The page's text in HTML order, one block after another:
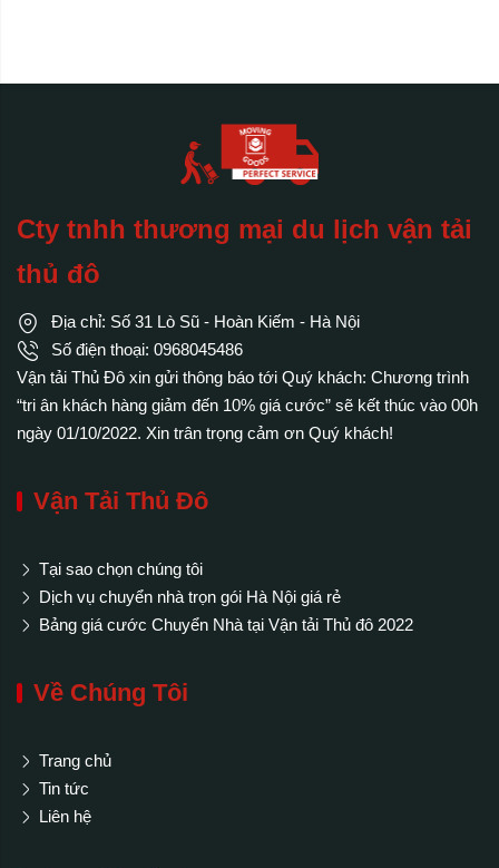
Cty tnhh thương mại du lịch vận tải
thủ đô
Địa chỉ: Số 31 Lò Sũ - Hoàn Kiếm - Hà Nội
Số điện thoại: 0968045486
Vận tải Thủ Đô xin gửi thông báo tới Quý khách: Chương trình
“tri ân khách hàng giảm đến 10% giá cước” sẽ kết thúc vào 00h
ngày 01/10/2022. Xin trân trọng cảm ơn Quý khách!
Vận Tải Thủ Đô
Tại sao chọn chúng tôi
Dịch vụ chuyển nhà trọn gói Hà Nội giá rẻ
Bảng giá cước Chuyển Nhà tại Vận tải Thủ đô 2022
Về Chúng Tôi
Trang chủ
Tin tức
Liên hệ